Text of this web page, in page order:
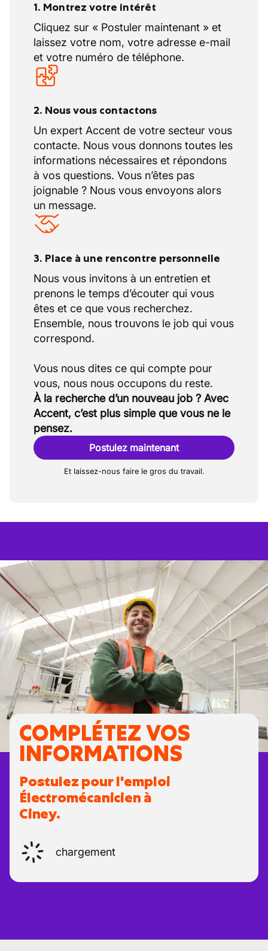
1. Montrez votre intérêt
Cliquez sur « Postuler maintenant » et
laissez votre nom, votre adresse e-mail
et votre numéro de téléphone.
2. Nous vous contactons
Un expert Accent de votre secteur vous
contacte. Nous vous donnons toutes les
informations nécessaires et répondons
à vos questions. Vous n’êtes pas
joignable ? Nous vous envoyons alors
un message.
3. Place à une rencontre personnelle
Nous vous invitons à un entretien et
prenons le temps d’écouter qui vous
êtes et ce que vous recherchez.
Ensemble, nous trouvons le job qui vous
correspond.
Vous nous dites ce qui compte pour
À la recherche d’un nouveau job ? Avec
Accent, c’est plus simple que vous ne le
pensez.
Postulez maintenant
Et laissez-nous faire le gros du travail.
COMPLÉTEZ VOS
INFORMATIONS
Postulez pour l'emploi
Électromécanicien à
Ciney.
chargement